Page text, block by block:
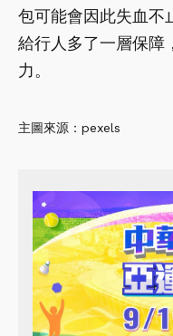
包可能會因此失血不
給行人多了一層保障
力。
主圖來源：pexels